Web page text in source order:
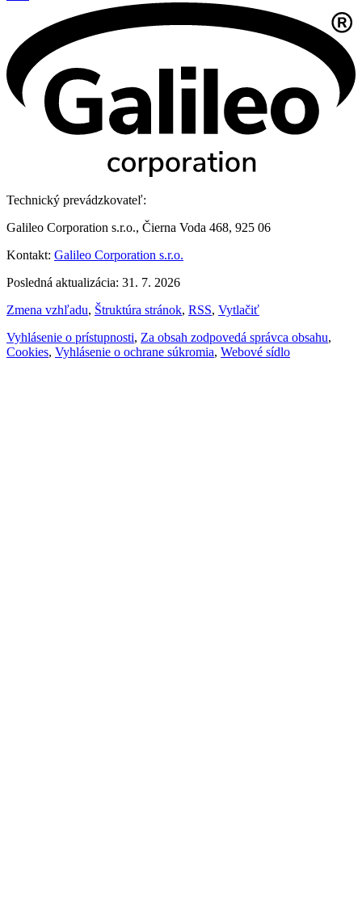
Technický prevádzkovateľ:
Galileo Corporation s.r.o., Čierna Voda 468, 925 06
Kontakt: Galileo Corporation s.r.o.
Posledná aktualizácia: 31. 7. 2026
Zmena vzhľadu, Štruktúra stránok, RSS, Vytlačiť
Vyhlásenie o prístupnosti, Za obsah zodpovedá správca obsahu,
Cookies, Vyhlásenie o ochrane súkromia, Webové sídlo